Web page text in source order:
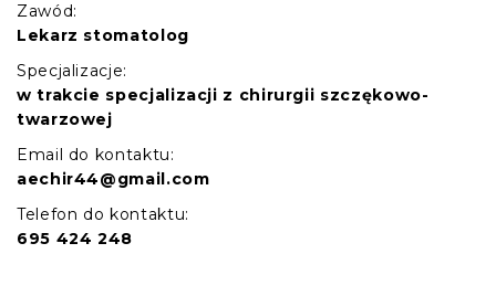
Zawód:
Lekarz stomatolog
Specjalizacje:
w trakcie specjalizacji z chirurgii szczękowo-
twarzowej
Email do kontaktu:
aechir44@gmail.com
Telefon do kontaktu:
695 424 248